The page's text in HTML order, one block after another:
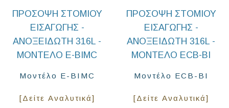
ΠΡΌΣΟΨΗ ΣΤΟΜΊΟΥ
ΕΙΣΑΓΩΓΉΣ -
ΑΝΟΞΕΊΔΩΤΗ 316L -
ΜΟΝΤΈΛΟ E-BIMC
Μοντέλο E-BIMC
[Δείτε Αναλυτικά]
ΠΡΌΣΟΨΗ ΣΤΟΜΊΟΥ
ΕΙΣΑΓΩΓΉΣ -
ΑΝΟΞΕΊΔΩΤΗ 316L -
ΜΟΝΤΈΛΟ ECB-BI
Μοντέλο ECB-BI
[Δείτε Αναλυτικά]